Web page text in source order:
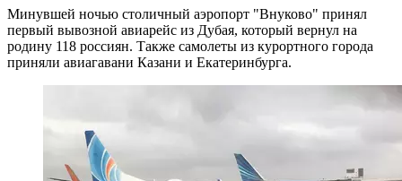
Минувшей ночью столичный аэропорт "Внуково" принял
первый вывозной авиарейс из Дубая, который вернул на
родину 118 россиян. Также самолеты из курортного города
приняли авиагавани Казани и Екатеринбурга.